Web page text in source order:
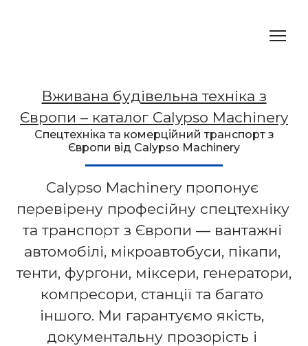
Вживана будівельна техніка з
Європи – каталог Calypso Machinery
Спецтехніка та комерційний транспорт з
Європи від Calypso Machinery
Calypso Machinery пропонує
перевірену професійну спецтехніку
та транспорт з Європи — вантажні
автомобілі, мікроавтобуси, пікапи,
тенти, фургони, міксери, генератори,
компресори, станції та багато
іншого. Ми гарантуємо якість,
документальну прозорість і